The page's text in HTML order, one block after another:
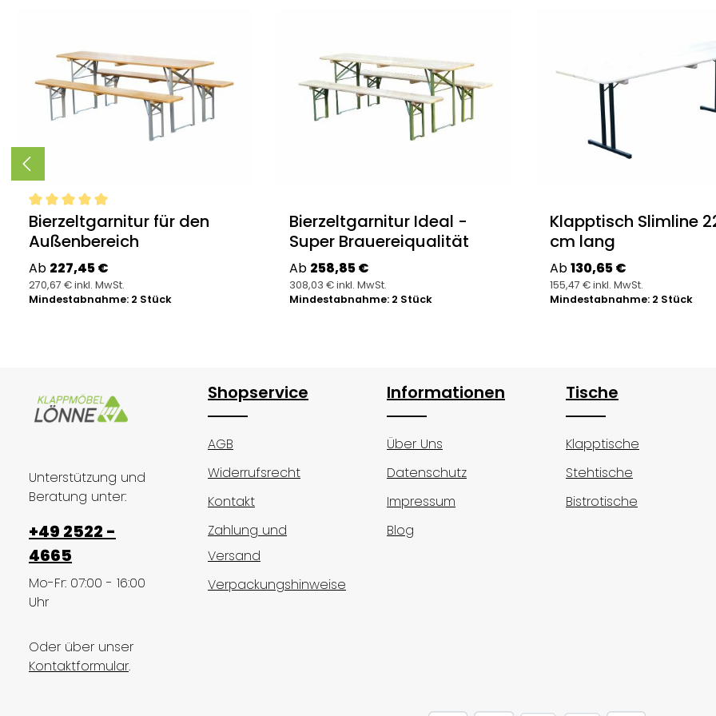
Durchschnittliche Bewertung von 5 von 5 Sternen
Bierzeltgarnitur für den
Außenbereich
Regulärer Preis:
Ab 227,45 €
270,67 € inkl. MwSt.
Mindestabnahme: 2 Stück
Bierzeltgarnitur Ideal -
Super Brauereiqualität
Regulärer Preis:
Ab 258,85 €
308,03 € inkl. MwSt.
Mindestabnahme: 2 Stück
Klapptisch Slimline
cm lang
Regulärer Preis:
Ab130,65 €
155,47 € inkl. MwSt.
Mindestabnahme: 2 Stück
Unterstützung und
Beratung unter:
+49 2522 -
4665
Mo-Fr: 07:00 - 16:00
Uhr
Oder über unser
Kontaktformular.
Shopservice
AGB
Widerrufsrecht
Kontakt
Zahlung und
Versand
Verpackungshinweise
Informationen
Über Uns
Datenschutz
Impressum
Blog
Tische
Klapptische
Stehtische
Bistrotische